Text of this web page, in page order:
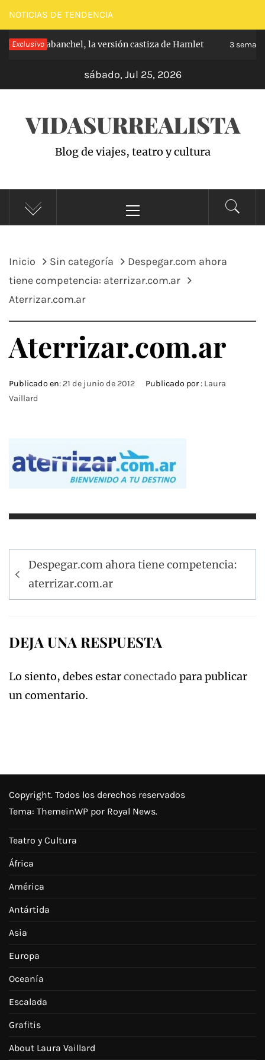
Saltar
al
contenido
NOTICIAS DE TENDENCIA
Exclusivo
de Carabanchel, la versión castiza de Hamlet 3
sábado, Jul 25, 2026
VIDASURREALISTA
Blog de viajes, teatro y cultura
principal
Inicio Sin categoría
Despegar.com ahora
tiene competencia: aterrizar.com.ar
Aterrizar.com.ar
Aterrizar.com.ar
Publicado en: 21 de junio de 2012 Publicado por : Laura
Vaillard
Navegación
de
entradas
Despegar.com ahora tiene competencia:
aterrizar.com.ar
DEJA UNA RESPUESTA
Lo siento, debes estarconectado para publicar
un comentario.
Copyright. Todos los derechos reservados
Tema: ThemeinWP por Royal News.
Teatro y Cultura
África
América
Antártida
Asia
Europa
Oceanía
Escalada
Grafitis
About Laura Vaillard